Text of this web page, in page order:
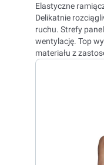
Elastyczne
Delikatnie
ruchu. Strefy
wentylację. Top
materiału z